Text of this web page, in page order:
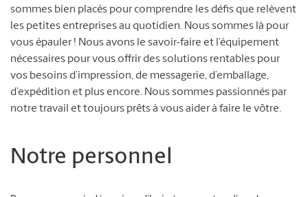
sommes bien placés pour comprendre les défis que relèvent
les petites entreprises au quotidien. Nous sommes là pour
vous épauler ! Nous avons le savoir-faire et l’équipement
nécessaires pour vous offrir des solutions rentables pour
vos besoins d’impression, de messagerie, d’emballage,
d’expédition et plus encore. Nous sommes passionnés par
notre travail et toujours prêts à vous aider à faire le vôtre.
Notre personnel